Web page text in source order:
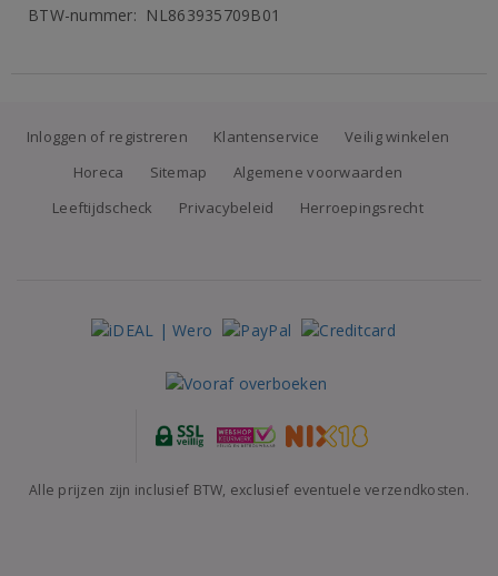
BTW-nummer: NL863935709B01
Inloggen of registreren Klantenservice
Veilig winkelen
Horeca
Sitemap
Algemene voorwaarden
Leeftijdscheck
Privacybeleid Herroepingsrecht
Alle prijzen zijn inclusief BTW, exclusief eventuele verzendkosten.